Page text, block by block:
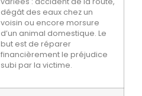
dégât des eaux chez un
voisin ou encore morsure
d’un animal domestique. Le
but est de réparer
financièrement le préjudice
subi par la victime.